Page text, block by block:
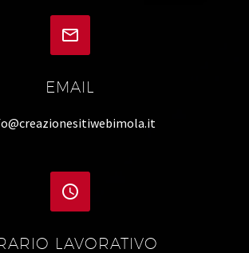


EMAIL


LAVORATIVO